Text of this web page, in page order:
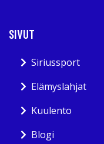
SIVUT
Siriussport
Elämyslahjat
Kuulento
Blogi